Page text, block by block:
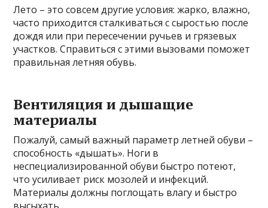
Лето – это совсем другие условия: жарко, влажно,
часто приходится сталкиваться с сыростью после
дождя или при пересечении ручьев и грязевых
участков. Справиться с этими вызовами поможет
правильная летняя обувь.
Вентиляция и дышащие
материалы
Пожалуй, самый важный параметр летней обуви –
способность «дышать». Ноги в
неспециализированной обуви быстро потеют,
что усиливает риск мозолей и инфекций.
Материалы должны поглощать влагу и быстро